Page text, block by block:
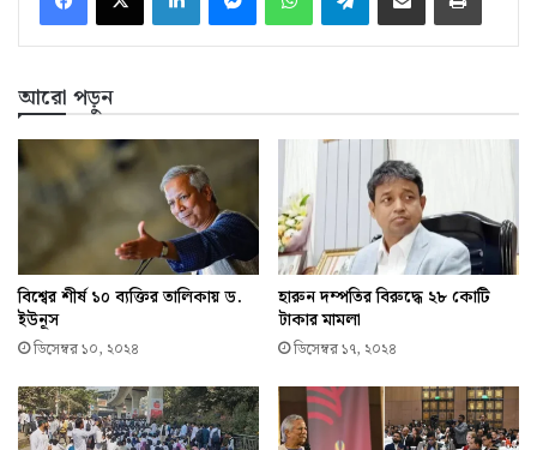
আরো পড়ুন
বিশ্বের শীর্ষ ১০ ব্যক্তির তালিকায় ড.
ইউনূস
ডিসেম্বর ১০, ২০২৪
হারুন দম্পতির বিরুদ্ধে ২৮ কোটি
টাকার মামলা
ডিসেম্বর ১৭, ২০২৪